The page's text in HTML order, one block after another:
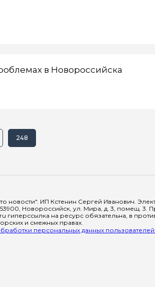
в Новороссийска
248
новости". ИП Кстенин Сергей Иванович.
Новороссийск, ул. Мира, д. 3, помещ. 3.
гиперссылка на ресурс обязательна, в
и смежных правах.
персональных данных пользователей.